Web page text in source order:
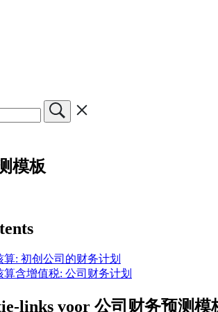
模板
: 初创公司的财务计划
含增值税: 公司财务计划
links voor 公司财务预测模